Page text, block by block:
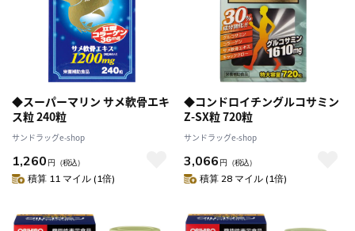
◆スーパーマリン サメ軟骨エキ
ス粒 240粒
サンドラッグe-shop
1,260 円 （税込）
積算 11 マイル (1倍)
◆コンドロイチングルコサミン
Z-SX粒 720粒
サンドラッグe-shop
3,066 円 （税込）
積算 28 マイル (1倍)